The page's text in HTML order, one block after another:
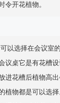
令开花植物。
以选择在会议室
议桌它是有花槽
进花槽后植物高
植物都是可以选